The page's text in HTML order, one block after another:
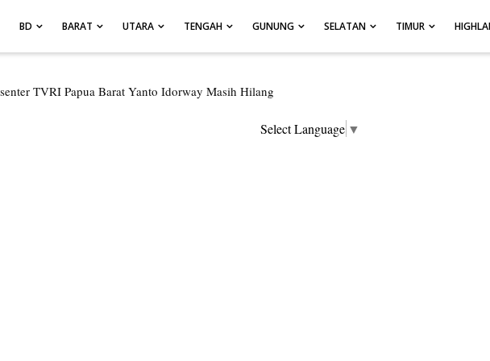
BD BARAT UTARA TENGAH GUNUNG SELATAN TIMUR
Memti Pesona Tersembunyi di Kabupaten Pegunungan Arfak
Jayapura Kota Mengungkap Tiga Kasus Pencurian Dan Mengamankan Satu Tersangka Di
Select Language ▼